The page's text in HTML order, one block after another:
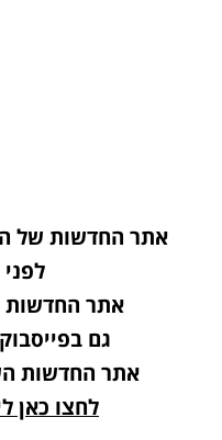
אתר החדשות של
אתר החדשות
גם בפייסבוק |
אתר החדשות
לחצו כאן